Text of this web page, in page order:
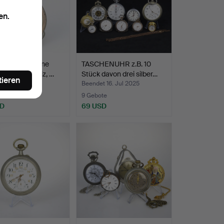
Eine silberne
Schweiz, …
27. Jul 2025
TASCHENUHR z.B. 10
Stück davon drei silber…
Beendet 16. Jul 2025
9 Gebote
69 USD